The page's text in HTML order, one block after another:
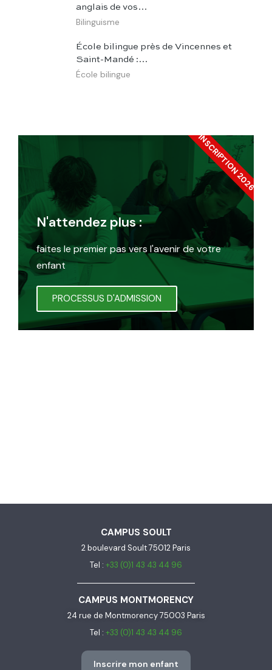
anglais de vos…
Bilinguisme
École bilingue près de Vincennes et
Saint-Mandé :…
École bilingue
N'attendez plus :
faites le premier pas vers l'avenir de votre
enfant
PROCESSUS D'ADMISSION
INSCRIPTION 2026
CAMPUS SOULT
2 boulevard Soult 75012 Paris
Tel : +33 (0)1 43 43 44 96
CAMPUS MONTMORENCY
24 rue de Montmorency 75003 Paris
Tel : +33 (0)1 43 43 44 96
Inscrire mon enfant